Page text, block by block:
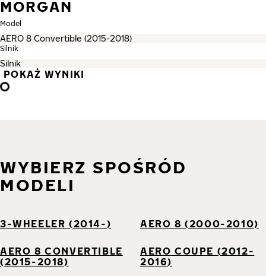
MORGAN
Model
Silnik
POKAŻ WYNIKI
WYBIERZ SPOŚRÓD
MODELI
3-WHEELER (2014-) AERO 8 (2000-2010)
AERO 8 CONVERTIBLE
(2015-2018)
AERO COUPE (2012-
2016)